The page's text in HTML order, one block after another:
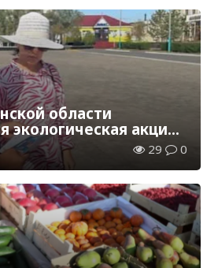
области
экологическая акция
29 0